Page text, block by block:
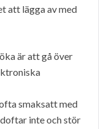
att lägga av med
är att gå över
smaksatt med
inte och stör